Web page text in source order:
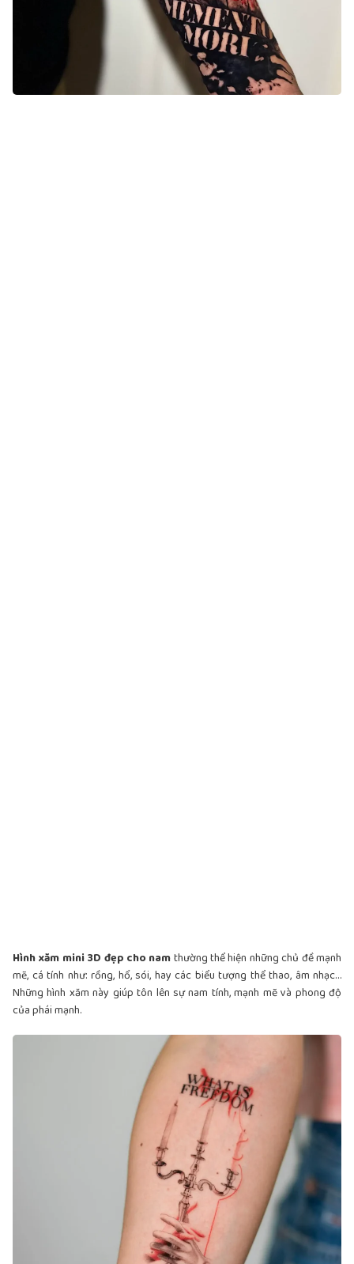
Hình xăm mini 3D đẹp cho namthường thể hiện những chủ đề mạnh
mẽ, cá tính như: rồng, hổ, sói, hay các biểu tượng thể thao, âm nhạc…
Những hình xăm này giúp tôn lên sự nam tính, mạnh mẽ và phong độ
của phái mạnh.